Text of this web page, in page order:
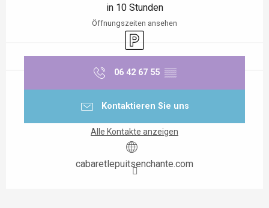
in 10 Stunden
Öffnungszeiten ansehen
Parkplatz
06 42 67 55 ▒▒
Kontaktieren Sie uns
Alle Kontakte anzeigen
cabaretlepuitsenchante.com